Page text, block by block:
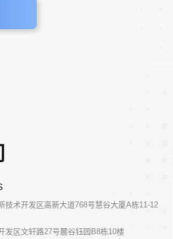
技术开发区高新大道768号慧谷大厦A栋11-12
发区文轩路27号麓谷钰园B8栋10楼